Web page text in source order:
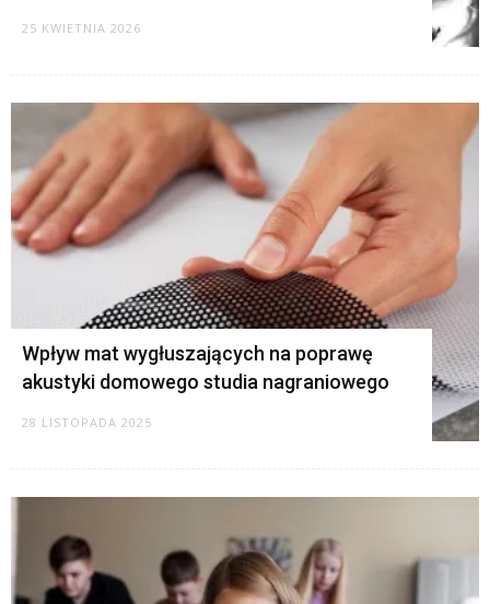
25 KWIETNIA 2026
Wpływ mat wygłuszających na poprawę
akustyki domowego studia nagraniowego
28 LISTOPADA 2025